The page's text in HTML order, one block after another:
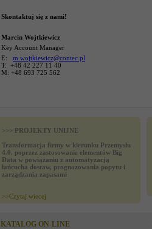
Skontaktuj się z nami!
Marcin Wojtkiewicz
Key Account Manager
E:
m.wojtkiewicz@contec.pl
T: +48 42 227 11 40
M: +48 693 725 562
>>> PROJEKTY UNIJNE
Transformacja firmy w kierunku Przemysłu
4.0. poprzez zastosowanie elementów Big
Data w powiązaniu z automatyzacją
łańcucha dostaw, prognozowania popytu i
zarządzania zapasami
>>Czytaj wiecej
KATALOG ON-LINE